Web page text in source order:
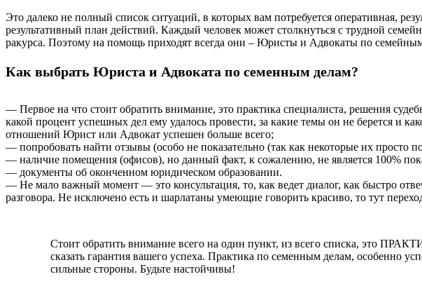
Это далеко не полный список ситуаций, в которых вам потребуется оперативная,
результативный план действий. Каждый человек может столкнуться с трудной
ракурса. Поэтому на помощь приходят всегда они – Юристы и Адвокаты по
Как выбрать Юриста и Адвоката по семенным делам?
— Первое на что стоит обратить внимание, это практика специалиста, решения
какой процент успешных дел ему удалось провести, за какие темы он не берется и
отношений Юрист или Адвокат успешен больше всего;
— попробовать найти отзывы (особо не показательно (так как некоторые их просто
— наличие помещения (офисов), но данный факт, к сожалению, не является 100%
— документы об оконченном юридическом образовании.
— Не мало важный момент — это консультация, то, как ведет диалог, как быстро
разговора. Не исключено есть и шарлатаны умеющие говорить красиво, то тут
Стоит обратить внимание всего на один пункт, из всего списка, это
сказать гарантия вашего успеха. Практика по семенным делам, особенно
сильные стороны. Будьте настойчивы!